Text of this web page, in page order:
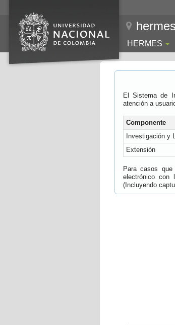
HERMES
El Sistema de
atención a
Componente
Investigación y
Extensión
Para casos
electrónico con
(Incluyendo